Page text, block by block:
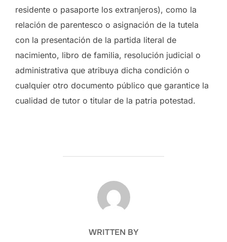
residente o pasaporte los extranjeros), como la
relación de parentesco o asignación de la tutela
con la presentación de la partida literal de
nacimiento, libro de familia, resolución judicial o
administrativa que atribuya dicha condición o
cualquier otro documento público que garantice la
cualidad de tutor o titular de la patria potestad.
POST AUTHOR
WRITTEN BY